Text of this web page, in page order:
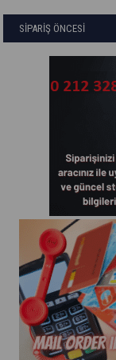
SİPARİŞ ÖNCESİ